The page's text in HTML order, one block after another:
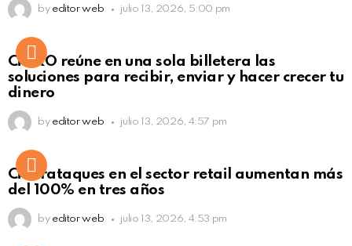
by editor web julio 13, 2026, 5:00 pm
Not Safe For Work
Click to view this post
CiNKO reúne en una sola billetera las
soluciones para recibir, enviar y hacer crecer tu
dinero
by editor web julio 13, 2026, 4:57 pm
Ciberataques en el sector retail aumentan más
del 100% en tres años
by editor web julio 13, 2026, 4:53 pm